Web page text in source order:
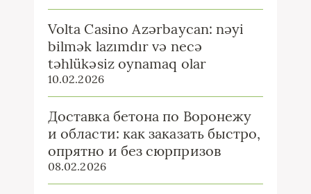
Volta Casino Azərbaycan: nəyi
bilmək lazımdır və necə
təhlükəsiz oynamaq olar
10.02.2026
Доставка бетона по Воронежу
и области: как заказать быстро,
опрятно и без сюрпризов
08.02.2026